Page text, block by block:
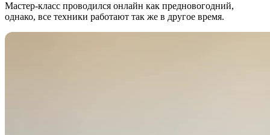
Мастер-класс проводился онлайн как предновогодний,
однако, все техники работают так же в другое время.